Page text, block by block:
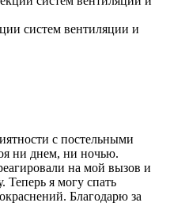
систем вентиляции и
с постельными
ни днем, ни ночью.
на мой вызов и
Теперь я могу спать
Благодарю за